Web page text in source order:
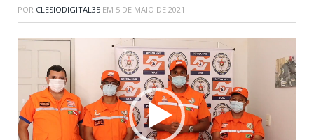
POR CLESIODIGITAL35 EM 5 DE MAIO DE 2021